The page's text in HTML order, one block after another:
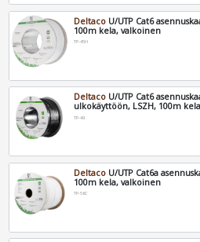
Deltaco U/UTP Cat6
100m kela, valkoinen
TP-45H
Deltaco U/UTP Cat6
ulkokäyttöön, LSZH, 100m
TP-49
Deltaco U/UTP Cat6a
100m kela, valkoinen
TP-56C